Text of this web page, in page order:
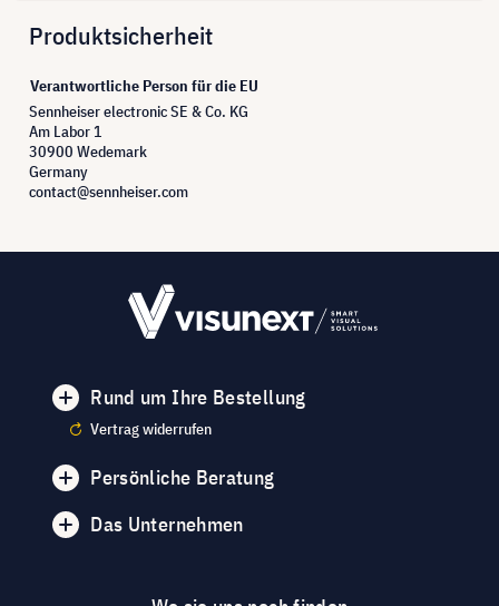
Produktsicherheit
Verantwortliche Person für die EU
Sennheiser electronic SE & Co. KG
Am Labor 1
30900 Wedemark
Germany
contact@sennheiser.com
Rund um Ihre Bestellung
Vertrag widerrufen
Persönliche Beratung
Das Unternehmen